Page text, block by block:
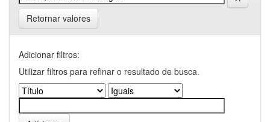
Retornar valores
Adicionar filtros:
Utilizar filtros para refinar o resultado de busca.